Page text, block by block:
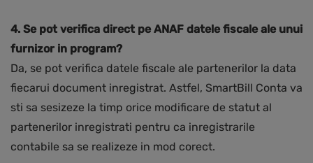
4. Se pot verifica direct pe ANAF datele fiscale ale unui
furnizor in program?
Da, se pot verifica datele fiscale ale partenerilor la data
fiecarui document inregistrat. Astfel, SmartBill Conta va
sti sa sesizeze la timp orice modificare de statut al
partenerilor inregistrati pentru ca inregistrarile
contabile sa se realizeze in mod corect.